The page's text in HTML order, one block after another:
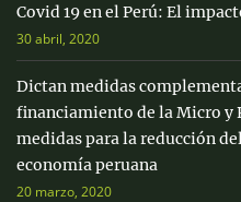
Covid 19 en el Perú: El
30 abril, 2020
Dictan medidas
financiamiento de la Micro y
medidas para la reducción
economía peruana
20 marzo, 2020